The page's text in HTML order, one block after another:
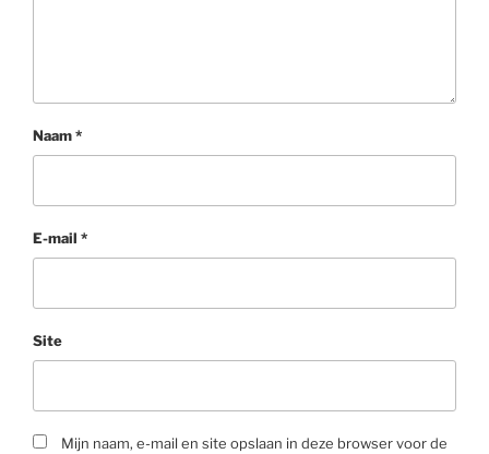
Naam*
E-mail *
Site
Mijn naam, e-mail en site opslaan in deze browser voor de